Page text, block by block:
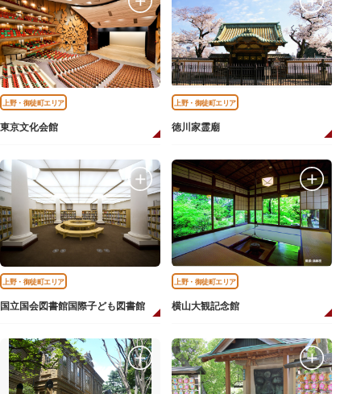
上野・御徒町エリア
東京文化会館
上野・御徒町エリア
徳川家霊廟
上野・御徒町エリア
国立国会図書館国際子ども図書館
上野・御徒町エリア
横山大観記念館